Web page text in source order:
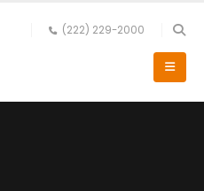
(222) 229-2000